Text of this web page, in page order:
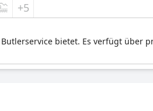
+5
bietet. Es verfügt über